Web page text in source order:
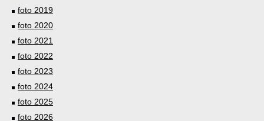
foto 2019
foto 2020
foto 2021
foto 2022
foto 2023
foto 2024
foto 2025
foto 2026